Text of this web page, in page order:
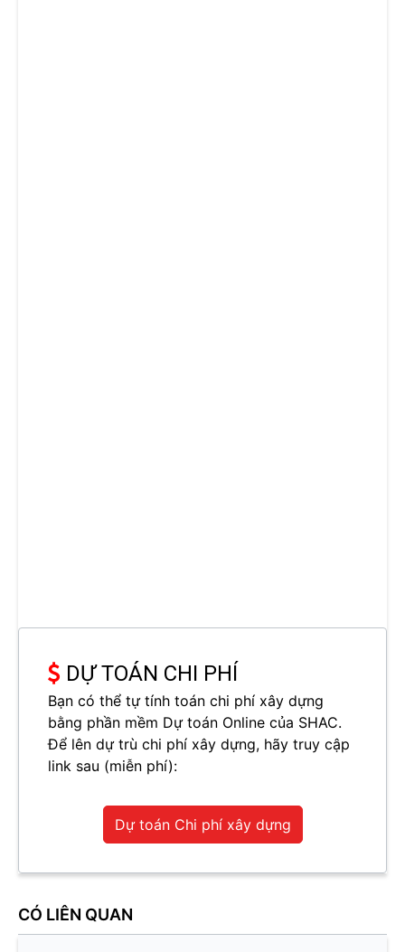
DỰ TOÁN CHI PHÍ
Bạn có thể tự tính toán chi phí xây dựng
bằng phần mềm Dự toán Online của SHAC.
Để lên dự trù chi phí xây dựng, hãy truy cập
link sau (miễn phí):
Dự toán Chi phí xây dựng
CÓ LIÊN QUAN